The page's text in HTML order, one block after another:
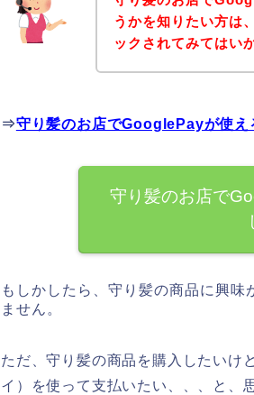
うかを知りたい方は
ックされてみてはい
⇒守り髪のお店でGooglePayが使え
守り髪のお店で
もしかしたら、守り髪の商品に興
ません。
ただ、守り髪の商品を購入したいけ
イ）を使って支払いたい、、、と、